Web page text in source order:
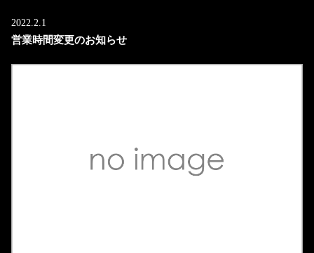
2022.2.1
営業時間変更のお知らせ